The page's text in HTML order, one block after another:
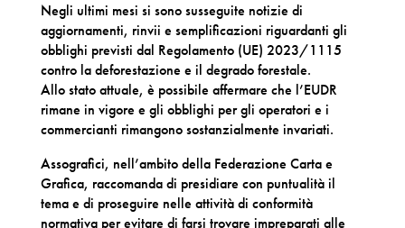
Negli ultimi mesi si sono susseguite notizie di
aggiornamenti, rinvii e semplificazioni riguardanti gli
obblighi previsti dal Regolamento (UE) 2023/1115
contro la deforestazione e il degrado forestale.
Allo stato attuale, è possibile affermare che l’EUDR
rimane in vigore e gli obblighi per gli operatori e i
commercianti rimangono sostanzialmente invariati.
Assografici, nell’ambito della Federazione Carta e
Grafica, raccomanda di presidiare con puntualità il
tema e di proseguire nelle attività di conformità
normativa per evitare di farsi trovare impreparati alle